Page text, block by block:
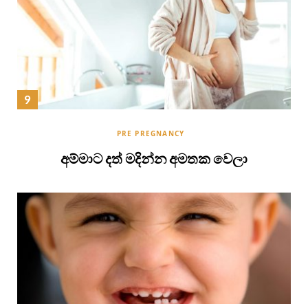
PRE PREGNANCY
අම්මාට දත් මදින්න අමතක වෙලා